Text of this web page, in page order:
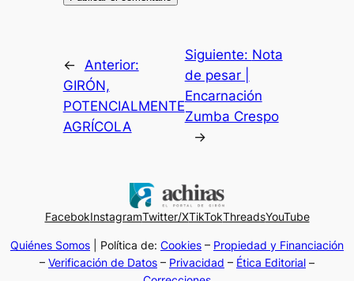
←
Anterior:
GIRÓN,
POTENCIALMENTE
AGRÍCOLA
Siguiente: Nota
de pesar |
Encarnación
Zumba Crespo
→
FacebokInstagramTwitter/XTikTokThreadsYouTube
Quiénes Somos | Política de: Cookies – Propiedad y Financiación
– Verificación de Datos – Privacidad – Ética Editorial –